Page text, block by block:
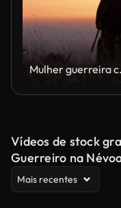
Mulher
Vídeos de stock
Guerreiro na
Mais recentes